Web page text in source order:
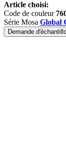
Article choisi:
Code de couleur
Série Mosa Global
Demande